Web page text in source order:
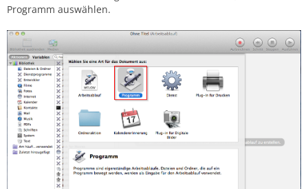
Programm auswählen.